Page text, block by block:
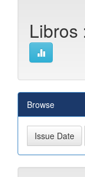
Libros
Browse